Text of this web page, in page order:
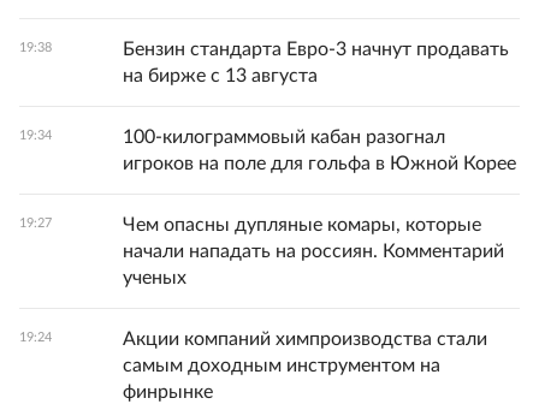
19:38
Бензин стандарта Евро-3 начнут продавать
на бирже с 13 августа
19:34
100-килограммовый кабан разогнал
игроков на поле для гольфа в Южной Корее
19:27
Чем опасны дупляные комары, которые
начали нападать на россиян. Комментарий
ученых
19:24
Акции компаний химпроизводства стали
самым доходным инструментом на
финрынке